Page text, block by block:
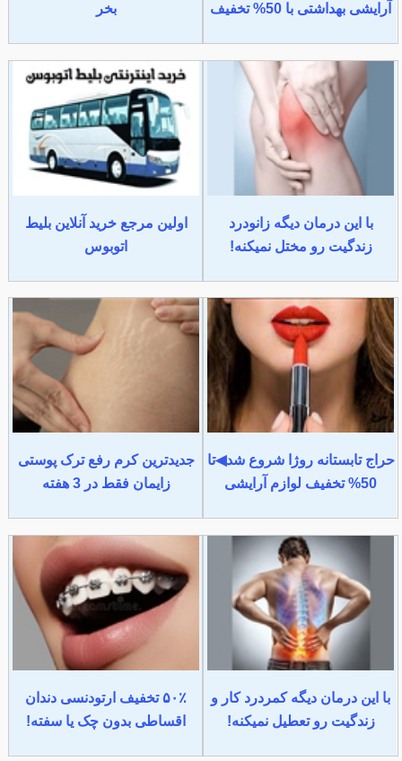
آرایشی بهداشتی با 50% تخفیف
بخر
با این درمان دیگه زانودرد
زندگیت رو مختل نمیکنه!
اولین مرجع خرید آنلاین بلیط
اتوبوس
حراج تابستانه روژا شروع شد◀تا
50% تخفیف لوازم آرایشی
جدیدترین کرم رفع ترک پوستی
زایمان فقط در 3 هفته
با این درمان دیگه کمردرد کار و
زندگیت رو تعطیل نمیکنه!
۵۰٪ تخفیف ارتودنسی دندان
اقساطی بدون چک یا سفته!